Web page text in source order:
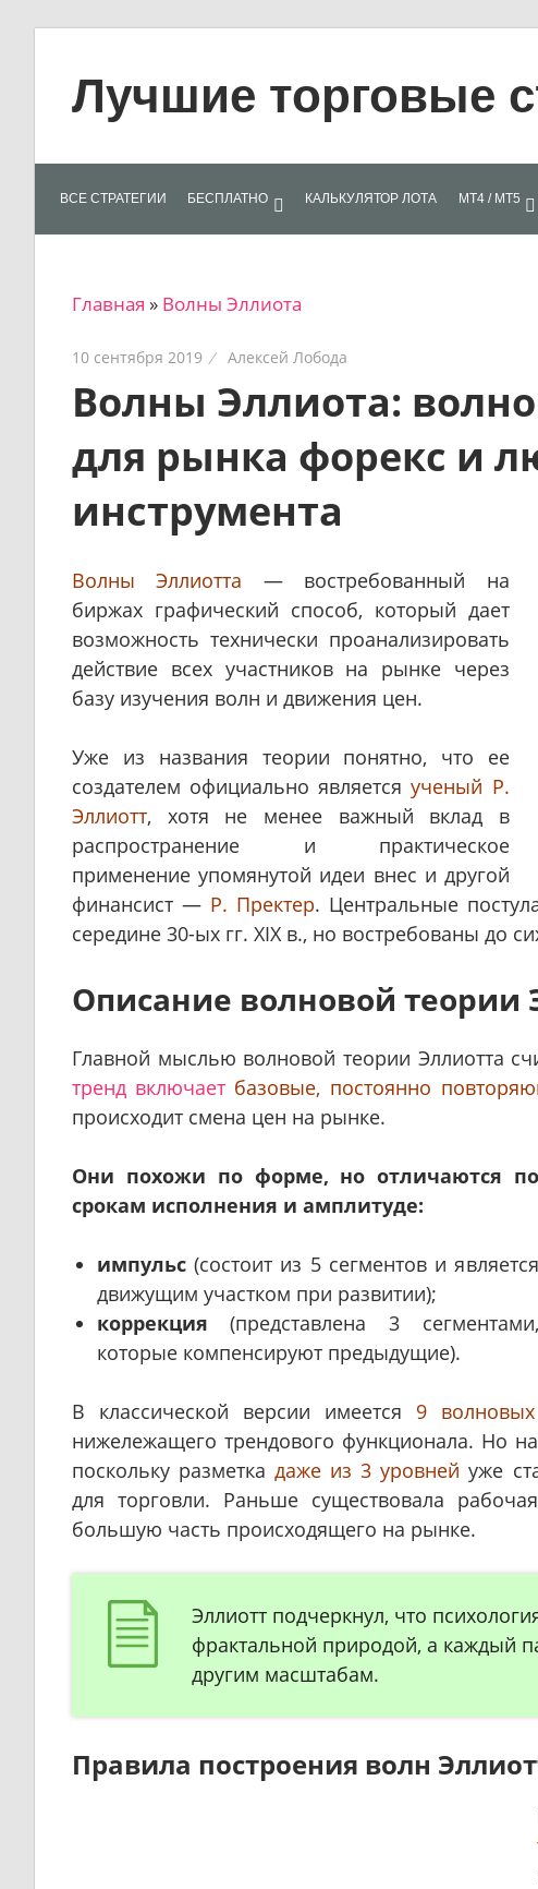
contentЛучшие торговые
для
рынках:
сигналы,
новости…
ВСЕ СТРАТЕГИИ БЕСПЛАТНО КАЛЬКУЛЯТОР ЛОТА МТ4 / МТ5
Главная » Волны Эллиота
10 сентября 2019 Алексей Лобода
Волны Эллиота:
для рынка форекс и
инструмента
Волны Эллиотта — востребованный на
биржах графический способ, который дает
возможность технически проанализировать
действие всех участников на рынке через
базу изучения волн и движения цен.
Уже из названия теории понятно, что ее
создателем официально является ученый Р.
Эллиотт, хотя не менее важный вклад в
распространение и практическое
применение упомянутой идеи внес и другой
финансист — Р. Пректер. Центральные
середине 30-ых гг. XIX в., но востребованы до
Описание волновой теории
Главной мыслью волновой теории Эллиотта
тренд включает базовые, постоянно
происходит смена цен на рынке.
Они похожи по форме, но отличаются по
срокам исполнения и амплитуде:
импульс(состоит из 5 сегментов и является
движущим участком при развитии);
коррекция (представлена 3 сегментами,
которые компенсируют предыдущие).
В классической версии имеется 9
нижележащего трендового функционала. Но
поскольку разметка даже из 3 уровней уже
для торговли. Раньше существовала
большую часть происходящего на рынке.
Эллиотт подчеркнул, что
фрактальной природой, а каждый
другим масштабам.
Правила построения волн